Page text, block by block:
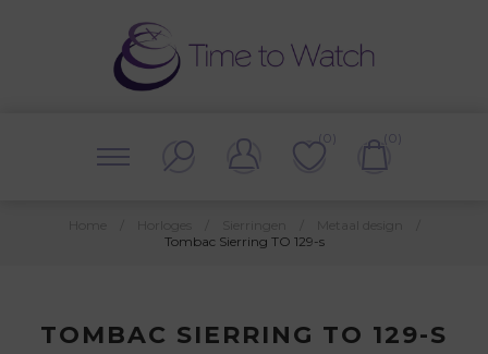
(0) (0)
Tombac Sierring TO 129-s
TOMBAC SIERRING TO 129-S